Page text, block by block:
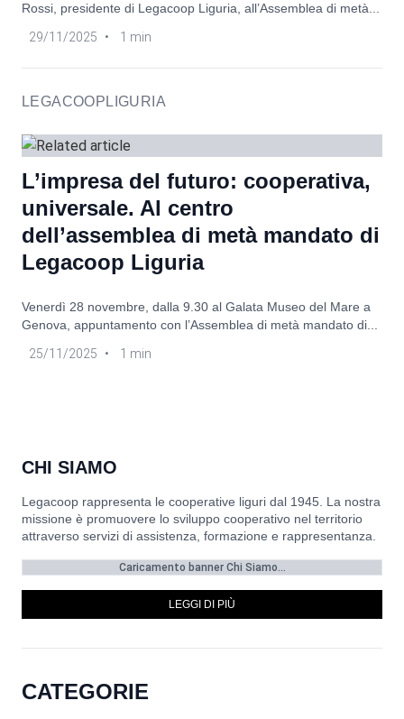
Rossi, presidente di Legacoop Liguria, all’Assemblea di metà...
29/11/2025
• 1 min
LEGACOOPLIGURIA
L’impresa del futuro: cooperativa,
universale. Al centro
dell’assemblea di metà mandato di
Legacoop Liguria
Venerdì 28 novembre, dalla 9.30 al Galata Museo del Mare a
Genova, appuntamento con l’Assemblea di metà mandato di...
25/11/2025
• 1 min
CHI SIAMO
Legacoop rappresenta le cooperative liguri dal 1945. La nostra
missione è promuovere lo sviluppo cooperativo nel territorio
attraverso servizi di assistenza, formazione e rappresentanza.
Caricamento banner Chi Siamo...
LEGGI DI PIÙ
CATEGORIE